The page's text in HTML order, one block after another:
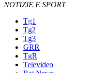
NOTIZIE E SPORT
Tg1
Tg2
Tg3
GRR
TgR
Televideo